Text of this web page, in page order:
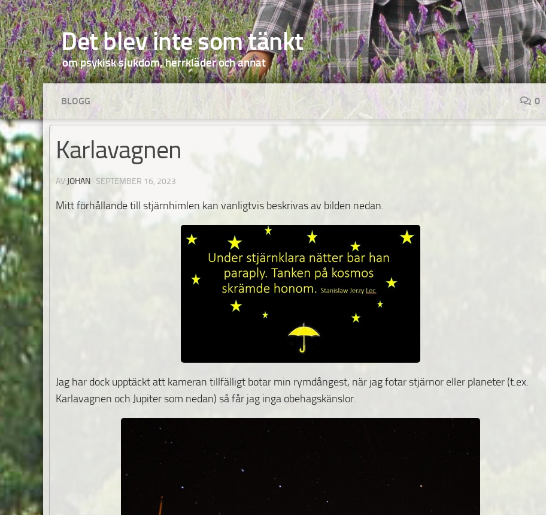
Hoppa till innehåll
Det blev inte som tänkt
om psykisk sjukdom, herrkläder och annat
BLOGG 0
Karlavagnen
AV JOHAN · SEPTEMBER 16, 2023
Mitt förhållande till stjärnhimlen kan vanligtvis beskrivas av bilden nedan.
Jag har dock upptäckt att kameran tillfälligt botar min rymdångest, när jag fotar stjärnor eller planeter (t.ex.
Karlavagnen och Jupiter som nedan) så får jag inga obehagskänslor.